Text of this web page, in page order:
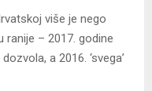
više je nego
– 2017. godine
a 2016. ‘svega’